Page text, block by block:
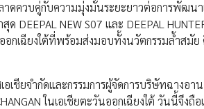
ดควบคู่กับความมุ่งมั่นระยะยาวต่อการพัฒน
NEW S07 และ DEEPAL
กเฉียงใต้ที่พร้อมส่งมอบทั้งนวัตกรรมล้ำสมั
ชียจำกัดและกรรมการผู้จัดการบริษัทฉางอา
ในเอเชียตะวันออกเฉียงใต้ วันนี้จึงถื